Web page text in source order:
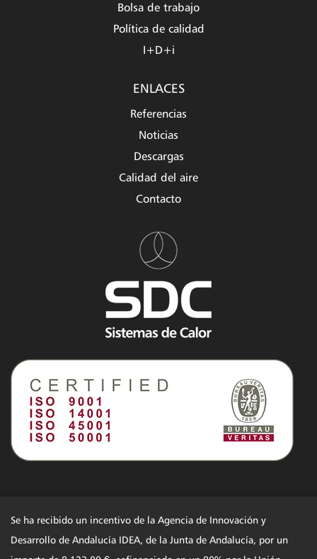
Bolsa de trabajo
Política de calidad
I+D+i
ENLACES
Referencias
Noticias
Descargas
Calidad del aire
Contacto
Se ha recibido un incentivo de la Agencia de Innovación y
Desarrollo de Andalucía IDEA, de la Junta de Andalucía, por un